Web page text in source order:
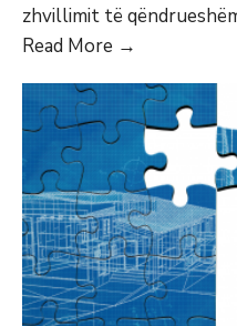
zhvillimit të
Read More →
dytë
publike
në
me
UNDP-
në